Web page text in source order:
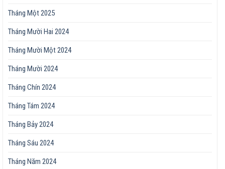
Tháng Một 2025
Tháng Mười Hai 2024
Tháng Mười Một 2024
Tháng Mười 2024
Tháng Chín 2024
Tháng Tám 2024
Tháng Bảy 2024
Tháng Sáu 2024
Tháng Năm 2024